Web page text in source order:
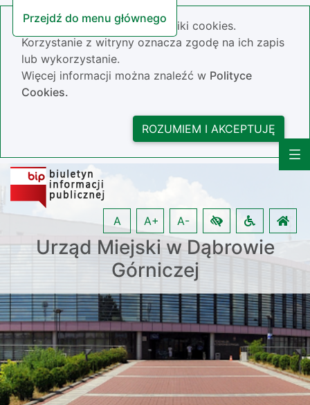
Przejdź do menu głównego
Nasza strona wykorzystuje pliki cookies.
Korzystanie z witryny oznacza zgodę na ich zapis
lub wykorzystanie.
Więcej informacji można znaleźć w Polityce
Cookies.
ROZUMIEM I AKCEPTUJĘ
Urząd Miejski w Dąbrowie
Górniczej
A A+ A-